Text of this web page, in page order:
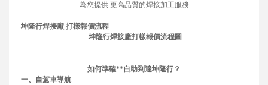
為您提供 更高品質的焊接加工服務
坤隆行焊接廠 打樣報價流程
坤隆行焊接廠打樣報價流程圖
如何準確**自助到達坤隆行？
一、自駕車導航